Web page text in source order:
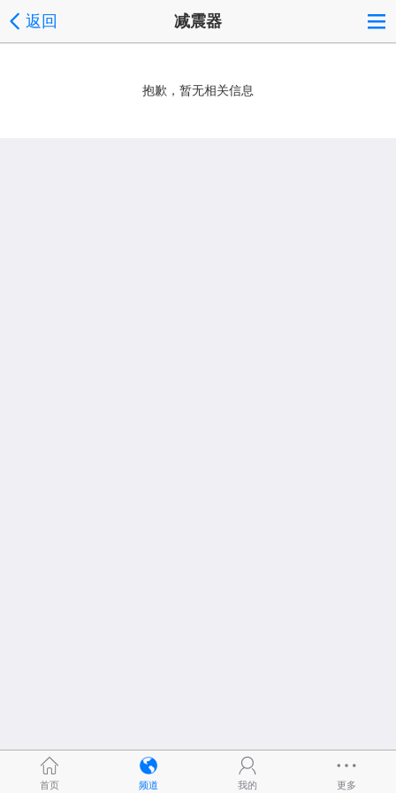
返回 减震器
抱歉，暂无相关信息
首页 频道 我的 更多